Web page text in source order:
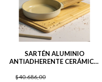
SARTÉN ALUMINIO
ANTIADHERENTE CERÁMICO
$40.686,00